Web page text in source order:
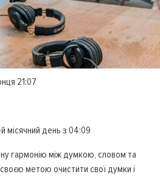
21:07
місячний день з 04:09
гармонію між думкою, словом та
метою очистити свої думки і